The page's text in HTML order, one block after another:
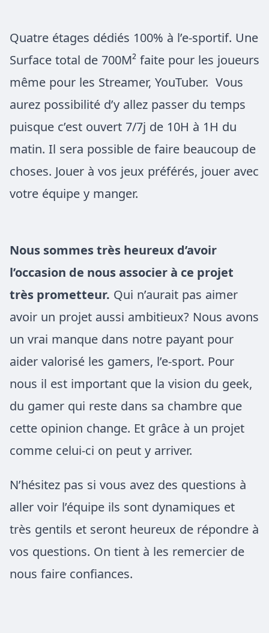
Quatre étages dédiés 100% à l’e-sportif. Une
Surface total de 700M² faite pour les joueurs
même pour les Streamer, YouTuber. Vous
aurez possibilité d’y allez passer du temps
puisque c’est ouvert 7/7j de 10H à 1H du
matin. Il sera possible de faire beaucoup de
choses. Jouer à vos jeux préférés, jouer avec
votre équipe y manger.
Nous sommes très heureux d’avoir
l’occasion de nous associer à ce projet
très prometteur. Qui n’aurait pas aimer
avoir un projet aussi ambitieux? Nous avons
un vrai manque dans notre payant pour
aider valorisé les gamers, l’e-sport. Pour
nous il est important que la vision du geek,
du gamer qui reste dans sa chambre que
cette opinion change. Et grâce à un projet
comme celui-ci on peut y arriver.
N’hésitez pas si vous avez des questions à
aller voir l’équipe ils sont dynamiques et
très gentils et seront heureux de répondre à
vos questions. On tient à les remercier de
nous faire confiances.